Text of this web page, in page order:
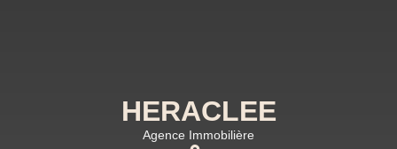
HERACLEE
Agence Immobilière